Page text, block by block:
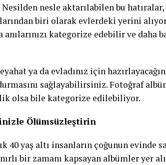
nesle aktarılabilen bu
biri olarak evlerdeki yerini
kategorize edebilir ve daha
ya da evladınız için
sağlayabilirsiniz. Fotoğraf
olsa bile kategorize edilebiliyor.
Ölümsüzleştirin
40 yaş altı insanların çoğunun evinde
bir zamanı kapsayan albümler yer